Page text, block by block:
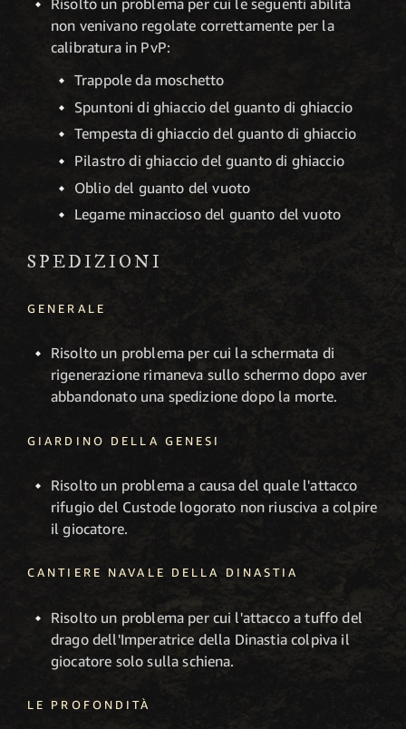
Risolto un problema per cui le seguenti abilità
non venivano regolate correttamente per la
calibratura in PvP:
Trappole da moschetto
Spuntoni di ghiaccio del guanto di ghiaccio
Tempesta di ghiaccio del guanto di ghiaccio
Pilastro di ghiaccio del guanto di ghiaccio
Oblio del guanto del vuoto
Legame minaccioso del guanto del vuoto
SPEDIZIONI
GENERALE
Risolto un problema per cui la schermata di
rigenerazione rimaneva sullo schermo dopo aver
abbandonato una spedizione dopo la morte.
GIARDINO DELLA GENESI
Risolto un problema a causa del quale l'attacco
rifugio del Custode logorato non riusciva a colpire
il giocatore.
CANTIERE NAVALE DELLA DINASTIA
Risolto un problema per cui l'attacco a tuffo del
drago dell'Imperatrice della Dinastia colpiva il
giocatore solo sulla schiena.
LE PROFONDITÀ